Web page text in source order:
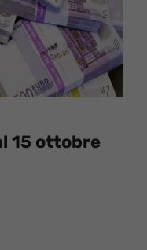
15 ottobre